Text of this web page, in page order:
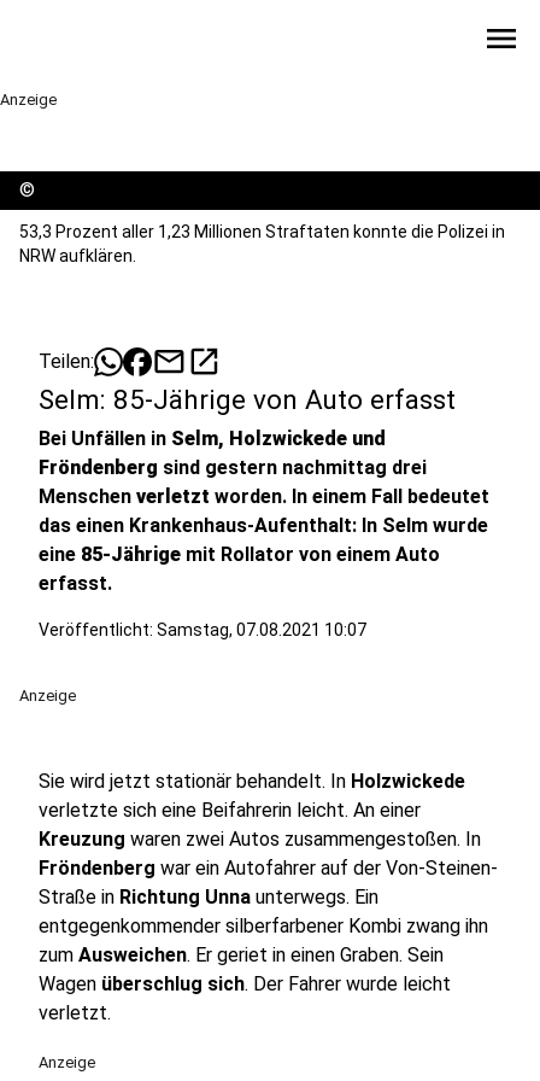
menu
Anzeige
©
53,3 Prozent aller 1,23 Millionen Straftaten konnte die Polizei in
NRW aufklären.
Teilen: mailopen_in_new
Selm: 85-Jährige von Auto erfasst
Bei Unfällen in Selm, Holzwickede und
Fröndenberg sind gestern nachmittag drei
Menschen verletzt worden. In einem Fall bedeutet
das einen Krankenhaus-Aufenthalt: In Selm wurde
eine 85-Jährige mit Rollator von einem Auto
erfasst.
Veröffentlicht: Samstag, 07.08.2021 10:07
Anzeige
Sie wird jetzt stationär behandelt. In Holzwickede
verletzte sich eine Beifahrerin leicht. An einer
Kreuzung waren zwei Autos zusammengestoßen. In
Fröndenberg war ein Autofahrer auf der Von-Steinen-
Straße in Richtung Unna unterwegs. Ein
entgegenkommender silberfarbener Kombi zwang ihn
zum Ausweichen. Er geriet in einen Graben. Sein
Wagen überschlug sich. Der Fahrer wurde leicht
verletzt.
Anzeige